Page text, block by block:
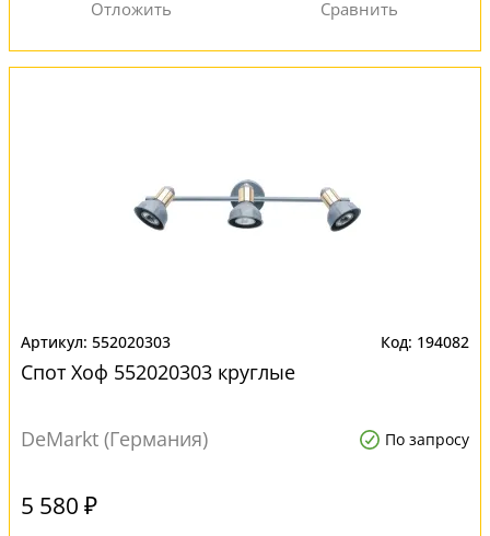
552020303 194082
Спот Хоф 552020303 круглые
DeMarkt (Германия) По запросу
5 580 ₽